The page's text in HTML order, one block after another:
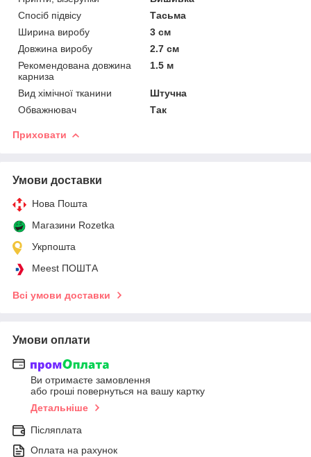
Спосіб підвісу
Тасьма
Ширина виробу
3 см
Довжина виробу
2.7 см
Рекомендована довжина
карниза
1.5 м
Вид хімічної тканини
Штучна
Обважнювач
Так
Приховати
Умови доставки
Нова Пошта
Магазини Rozetka
Укрпошта
Meest ПОШТА
Всі умови доставки
Умови оплати
Ви отримаєте замовлення
або гроші повернуться на вашу картку
Детальніше
Післяплата
Оплата на рахунок